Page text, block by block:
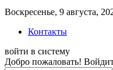
Воскресенье, 9 августа,
Контакты
войти в систему
Добро пожаловать!